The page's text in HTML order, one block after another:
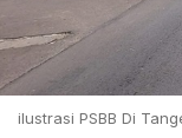
ilustrasi PSBB Di